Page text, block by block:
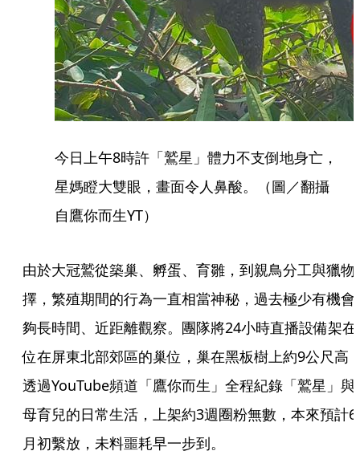
今日上午8時許「鷲星」體力不支倒地身亡，
星媽瞪大雙眼，畫面令人鼻酸。（圖／翻攝
自鷹你而生YT）
由於大冠鷲從築巢、孵蛋、育雛，到親鳥分工與獵物
擇，繁殖期間的行為一直相當神秘，過去極少有機會
夠長時間、近距離觀察。團隊將24小時直播設備架在
位在屏東北部郊區的巢位，巢在黑板樹上約9公尺高
透過YouTube頻道「鷹你而生」全程紀錄「鷲星」與
母育兒的日常生活，上架約3週圈粉無數，本來預計6
月初繫放，未料噩耗早一步到。